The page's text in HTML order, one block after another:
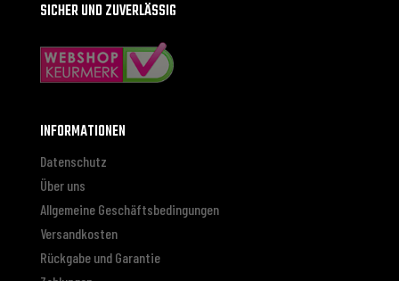
SICHER UND ZUVERLÄSSIG
INFORMATIONEN
Datenschutz
Über uns
Allgemeine Geschäftsbedingungen
Versandkosten
Rückgabe und Garantie